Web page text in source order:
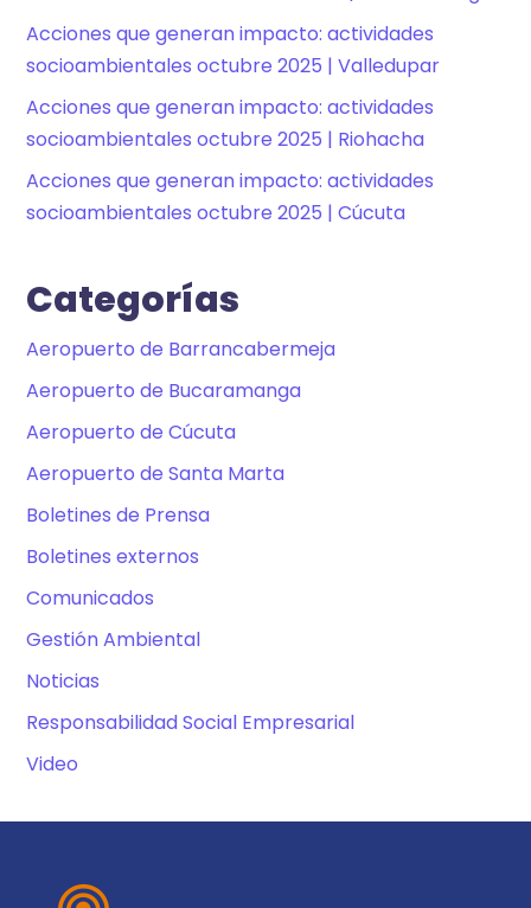
Acciones que generan impacto: actividades
socioambientales octubre 2025 | Valledupar
Acciones que generan impacto: actividades
socioambientales octubre 2025 | Riohacha
Acciones que generan impacto: actividades
socioambientales octubre 2025 | Cúcuta
Categorías
Aeropuerto de Barrancabermeja
Aeropuerto de Bucaramanga
Aeropuerto de Cúcuta
Aeropuerto de Santa Marta
Boletines de Prensa
Boletines externos
Comunicados
Gestión Ambiental
Noticias
Responsabilidad Social Empresarial
Video